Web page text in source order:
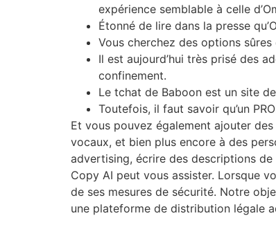
expérience semblable à celle
Étonné de lire dans la presse
Vous cherchez des options
Il est aujourd’hui très prisé des
confinement.
Le tchat de Baboon est un site
Toutefois, il faut savoir qu’un
Et vous pouvez également ajouter
vocaux, et bien plus encore à des
advertising, écrire des descriptions
Copy AI peut vous assister. Lorsque
de ses mesures de sécurité. Notre
une plateforme de distribution légale